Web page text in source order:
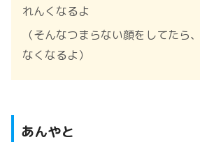
れんくなるよ
（そんなつまらない顔をしてたら
なくなるよ）
あんやと